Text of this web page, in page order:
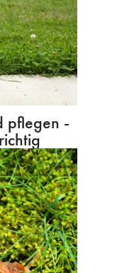
pflegen -